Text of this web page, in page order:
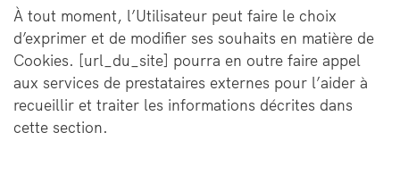
À tout moment, l’Utilisateur peut faire le choix
d’exprimer et de modifier ses souhaits en matière de
Cookies. [url_du_site] pourra en outre faire appel
aux services de prestataires externes pour l’aider à
recueillir et traiter les informations décrites dans
cette section.